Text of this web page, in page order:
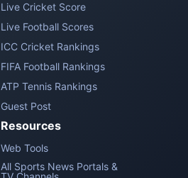
Live Cricket Score
Live Football Scores
ICC Cricket Rankings
FIFA Football Rankings
ATP Tennis Rankings
Guest Post
Resources
Web Tools
All Sports News Portals &